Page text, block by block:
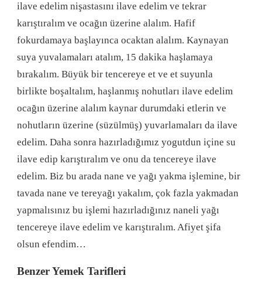
ilave edelim nişastasını ilave edelim ve tekrar
karıştıralım ve ocağın üzerine alalım. Hafif
fokurdamaya başlayınca ocaktan alalım. Kaynayan
suya yuvalamaları atalım, 15 dakika haşlamaya
bırakalım. Büyük bir tencereye et ve et suyunla
birlikte boşaltalım, haşlanmış nohutları ilave edelim
ocağın üzerine alalım kaynar durumdaki etlerin ve
nohutların üzerine (süzülmüş) yuvarlamaları da ilave
edelim. Daha sonra hazırladığımız yogutdun içine su
ilave edip karıştıralım ve onu da tencereye ilave
edelim. Biz bu arada nane ve yağı yakma işlemine, bir
tavada nane ve tereyağı yakalım, çok fazla yakmadan
yapmalısınız bu işlemi hazırladığınız naneli yağı
tencereye ilave edelim ve karıştıralım. Afiyet şifa
olsun efendim…
Benzer Yemek Tarifleri